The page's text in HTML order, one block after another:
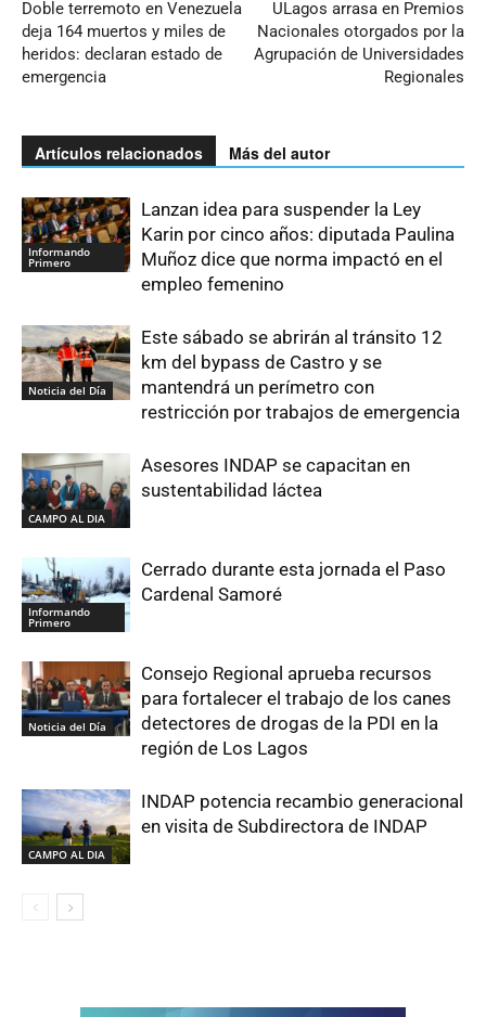
Doble terremoto en Venezuela
deja 164 muertos y miles de
heridos: declaran estado de
emergencia
ULagos arrasa en Premios
Nacionales otorgados por la
Agrupación de Universidades
Regionales
Artículos relacionados Más del autor
Informando
Primero
Lanzan idea para suspender la Ley
Karin por cinco años: diputada Paulina
Muñoz dice que norma impactó en el
empleo femenino
Noticia del Día
Este sábado se abrirán al tránsito 12
km del bypass de Castro y se
mantendrá un perímetro con
restricción por trabajos de emergencia
CAMPO AL DIA
Asesores INDAP se capacitan en
sustentabilidad láctea
Informando
Primero
Cerrado durante esta jornada el Paso
Cardenal Samoré
Noticia del Día
Consejo Regional aprueba recursos
para fortalecer el trabajo de los canes
detectores de drogas de la PDI en la
región de Los Lagos
CAMPO AL DIA
INDAP potencia recambio generacional
en visita de Subdirectora de INDAP